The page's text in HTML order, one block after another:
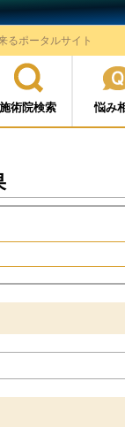
るポータルサイト
施術院検索 悩み